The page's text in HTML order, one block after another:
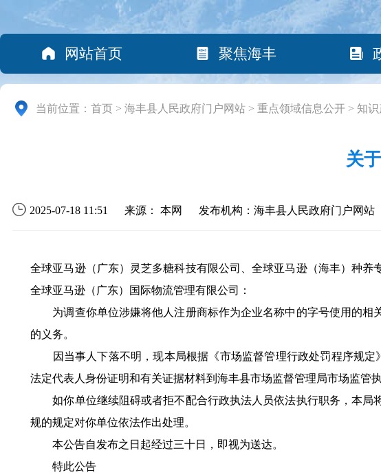
网站首页 聚焦海丰
当前位置： 首页 > 海丰县人民政府门户网站 > 重点领域信息公开 > 知
关
2025-07-18 11:51 来源： 本网 发布机构：海丰县人民政府门户网站
全球亚马逊（广东）灵芝多糖科技有限公司、全球亚马逊（海丰）种
全球亚马逊（广东）国际物流管理有限公司：
为调查你单位涉嫌将他人注册商标作为企业名称中的字号使用的相
的义务。
因当事人下落不明，现本局根据《市场监督管理行政处罚程序规定
法定代表人身份证明和有关证据材料到海丰县市场监督管理局市场监管
如你单位继续阻碍或者拒不配合行政执法人员依法执行职务，本局
规的规定对你单位依法作出处理。
本公告自发布之日起经过三十日，即视为送达。
特此公告